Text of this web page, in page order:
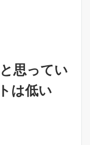
思ってい
は低い